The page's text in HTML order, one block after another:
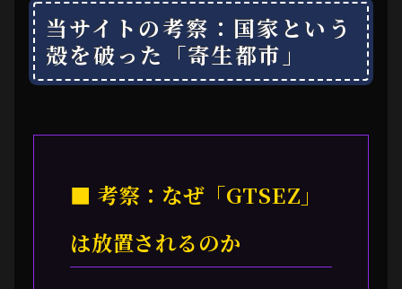
当サイトの考察：国家という
殻を破った「寄生都市」
■ 考察：なぜ「GTSEZ」
は放置されるのか